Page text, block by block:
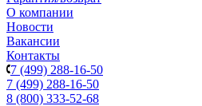
О компании
Новости
Вакансии
Контакты
7 (499) 288-16-50
7 (499) 288-16-50
8 (800) 333-52-68